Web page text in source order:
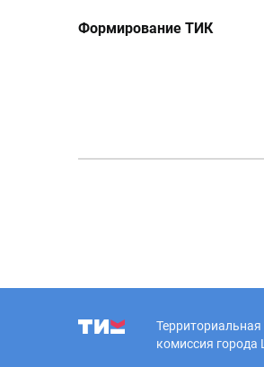
Формирование ТИК
комиссия